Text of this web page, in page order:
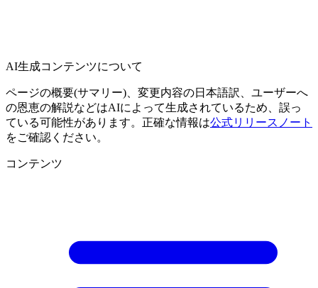
AI生成コンテンツについて
ページの概要(サマリー)、変更内容の日本語訳、ユーザーへ
の恩恵の解説などはAIによって生成されているため、誤っ
ている可能性があります。正確な情報は公式リリースノート
をご確認ください。
コンテンツ